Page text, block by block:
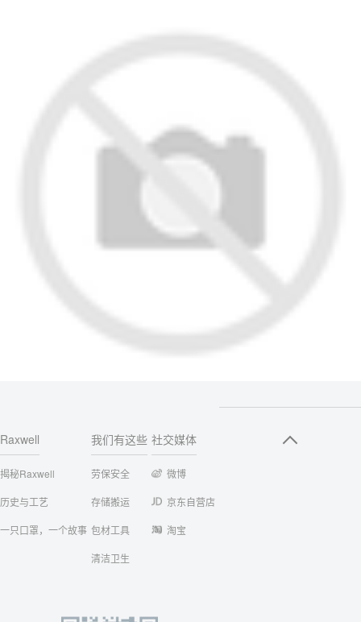
Raxwell
揭秘Raxwell
历史与工艺
一只口罩，一个故事
我们有这些
劳保安全
存储搬运
包材工具
清洁卫生
社交媒体
微博
京东自营店
淘宝